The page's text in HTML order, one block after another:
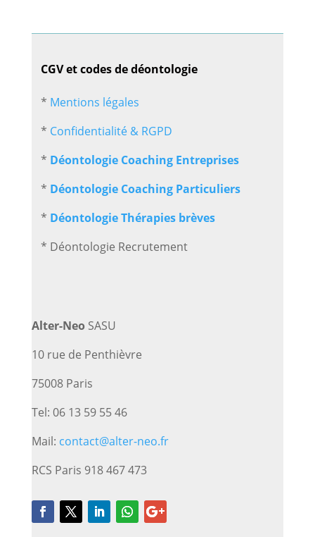
CGV et codes de déontologie
* Mentions légales
* Confidentialité & RGPD
* Déontologie Coaching Entreprises
* Déontologie Coaching Particuliers
* Déontologie Thérapies brèves
* Déontologie Recrutement
Alter-Neo SASU
10 rue de Penthièvre
75008 Paris
Tel: 06 13 59 55 46
Mail: contact@alter-neo.fr
RCS Paris 918 467 473